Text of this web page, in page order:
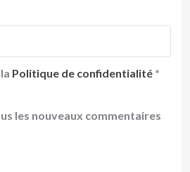
Politique de confidentialité *
les nouveaux commentaires